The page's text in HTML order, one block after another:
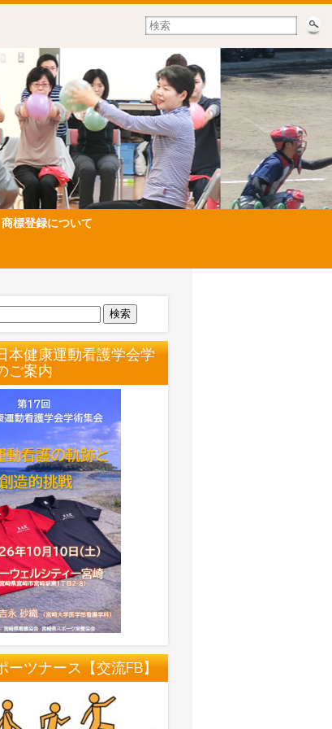
商標登録について
検索
本健康運動看護学会学
ご案内
ーツナース【交流FB】